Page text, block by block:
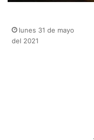
lunes 31 de mayo
del 2021